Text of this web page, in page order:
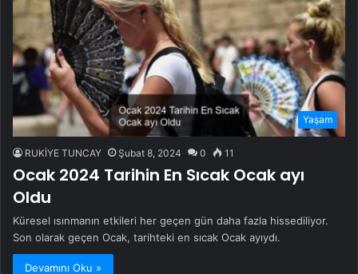
Yaşam
RUKİYE TUNCAY Şubat 8, 2024 0 11
Ocak 2024 Tarihin En Sıcak Ocak ayı
Oldu
Küresel ısınmanın etkileri her geçen gün daha fazla hissediliyor.
Son olarak geçen Ocak, tarihteki en sıcak Ocak ayıydı.
Devamını Oku »